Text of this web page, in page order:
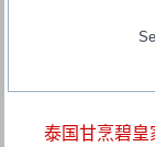
泰国甘烹碧皇